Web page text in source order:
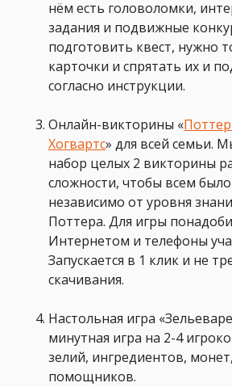
нём есть головоломки,
задания и подвижные
подготовить квест, нужно
карточки и спрятать их и
согласно инструкции.
Онлайн-викторины «
Хогвартс» для всей семьи.
набор целых 2 викторины
сложности, чтобы всем
независимо от уровня
Поттера. Для игры
Интернетом и телефоны
Запускается в 1 клик и не
скачивания.
Настольная игра
минутная игра на 2-4
зелий, ингредиентов,
помощников.